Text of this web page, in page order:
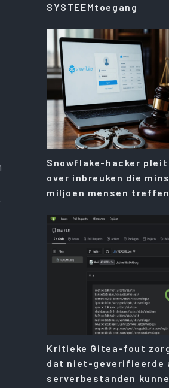
SYSTEEMtoegang
Snowflake-hacker
over inbreuken die
miljoen mensen treffen
Kritieke Gitea-fout
dat niet-geverifieerde
serverbestanden